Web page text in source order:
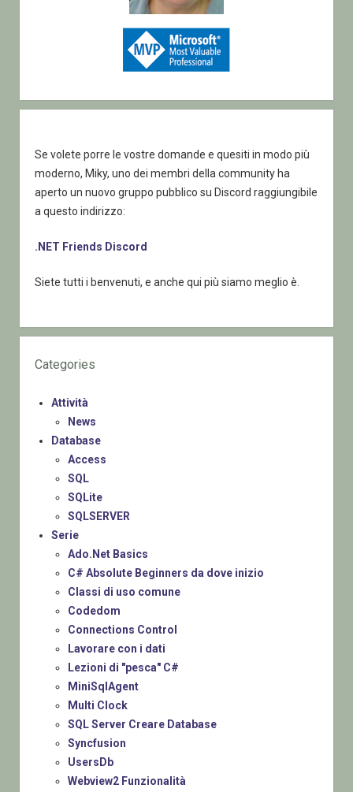
Se volete porre le vostre domande e quesiti in modo più
moderno, Miky, uno dei membri della community ha
aperto un nuovo gruppo pubblico su Discord raggiungibile
a questo indirizzo:
.NET Friends Discord
Siete tutti i benvenuti, e anche qui più siamo meglio è.
Categories
Attività
News
Database
Access
SQL
SQLite
SQLSERVER
Serie
Ado.Net Basics
C# Absolute Beginners da dove inizio
Classi di uso comune
Codedom
Connections Control
Lavorare con i dati
Lezioni di "pesca" C#
MiniSqlAgent
Multi Clock
SQL Server Creare Database
Syncfusion
UsersDb
Webview2 Funzionalità